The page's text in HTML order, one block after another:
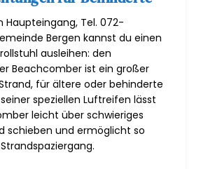
Haupteingang, Tel. 072-
Bergen kannst du einen
ausleihen: den
Beachcomber ist ein großer
für ältere oder behinderte
speziellen Luftreifen lässt
leicht über schwieriges
schieben und ermöglicht so